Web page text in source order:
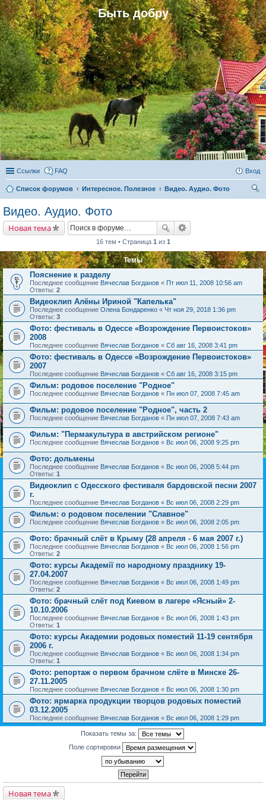
Быть добру
Ссылки FAQ Вход
Список форумов Интересное. Полезное
Видео. Аудио. Фото
Видео. Аудио. Фото
Новая тема
16 тем • Страница 1 из 1
Темы
Пояснение к разделу
Последнее сообщение Вячеслав Богданов « Пт июл 11, 2008 10:56 am
Ответы: 2
Видеоклип Алёны Ириной "Капелька"
Последнее сообщение Олена Бондаренко « Чт ноя 29, 2018 1:36 pm
Ответы: 3
Фото: фестиваль в Одессе «Возрождение Первоистоков»
2008
Последнее сообщение Вячеслав Богданов « Сб авг 16, 2008 3:41 pm
Фото: фестиваль в Одессе «Возрождение Первоистоков»
2007
Последнее сообщение Вячеслав Богданов « Сб авг 16, 2008 3:15 pm
Фильм: родовое поселение "Родное"
Последнее сообщение Вячеслав Богданов « Пн июл 07, 2008 7:45 am
Фильм: родовое поселение "Родное", часть 2
Последнее сообщение Вячеслав Богданов « Пн июл 07, 2008 7:43 am
Фильм: "Пермакультура в австрийском регионе"
Последнее сообщение Вячеслав Богданов « Вс июл 06, 2008 9:25 pm
Фото: дольмены
Последнее сообщение Вячеслав Богданов « Вс июл 06, 2008 5:44 pm
Ответы: 1
Видеоклип с Одесского фестиваля бардовской песни 2007
г.
Последнее сообщение Вячеслав Богданов « Вс июл 06, 2008 2:29 pm
Фильм: о родовом поселении "Славное"
Последнее сообщение Вячеслав Богданов « Вс июл 06, 2008 2:05 pm
Фото: брачный слёт в Крыму (28 апреля - 6 мая 2007 г.)
Последнее сообщение Вячеслав Богданов « Вс июл 06, 2008 1:56 pm
Ответы: 2
Фото: курсы Академії по народному празднику 19-
27.04.2007
Последнее сообщение Вячеслав Богданов « Вс июл 06, 2008 1:49 pm
Ответы: 2
Фото: брачный слёт под Киевом в лагере «Ясный» 2-
10.10.2006
Последнее сообщение Вячеслав Богданов « Вс июл 06, 2008 1:43 pm
Ответы: 1
Фото: курсы Академии родовых поместий 11-19 сентября
2006 г.
Последнее сообщение Вячеслав Богданов « Вс июл 06, 2008 1:34 pm
Ответы: 1
Фото: репортаж о первом брачном слёте в Минске 26-
27.11.2005
Последнее сообщение Вячеслав Богданов « Вс июл 06, 2008 1:30 pm
Фото: ярмарка продукции творцов родовых поместий
03.12.2005
Последнее сообщение Вячеслав Богданов « Вс июл 06, 2008 1:29 pm
Показать темы за:
Поле сортировки
Новая тема